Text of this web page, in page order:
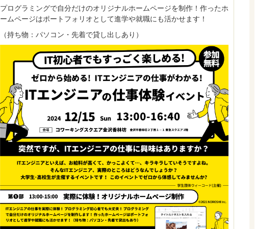
プログラミングで自分だけのオリジナルホームページを制作！作ったホ
ームページはポートフォリオとして進学や就職にも活かせます！
（持ち物：パソコン・先着で貸し出しあり）